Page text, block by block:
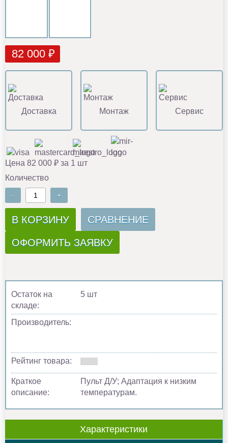
82 000 ₽
Доставка Монтаж Сервис
Цена 82 000 ₽ за 1 шт
Количество
- +
В КОРЗИНУ СРАВНЕНИЕ
ОФОРМИТЬ ЗАЯВКУ
Остаток на
складе:
5 шт
Производитель:
Рейтинг товара:
Краткое
описание:
Пульт Д/У; Адаптация к низким
температурам.
Характеристики